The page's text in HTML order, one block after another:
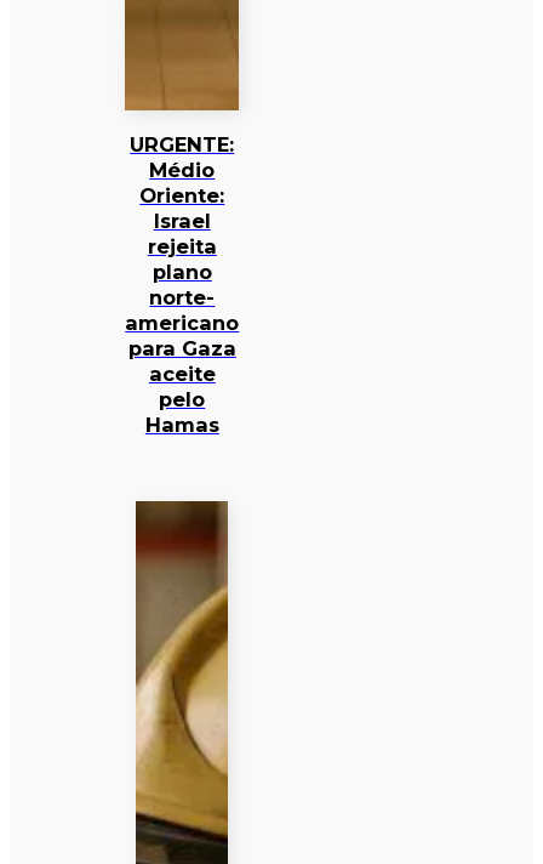
URGENTE:
Médio
Oriente:
Israel
rejeita
plano
norte-
americano
para Gaza
aceite
pelo
Hamas